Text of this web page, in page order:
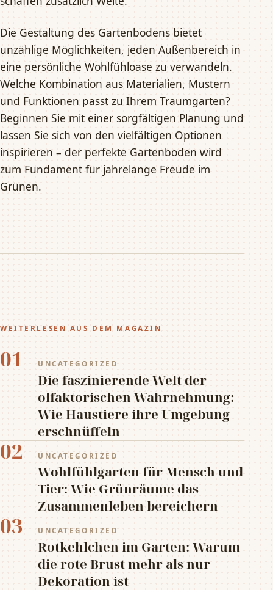
Die Gestaltung des Gartenbodens bietet
unzählige Möglichkeiten, jeden Außenbereich in
eine persönliche Wohlfühloase zu verwandeln.
Welche Kombination aus Materialien, Mustern
und Funktionen passt zu Ihrem Traumgarten?
Beginnen Sie mit einer sorgfältigen Planung und
lassen Sie sich von den vielfältigen Optionen
inspirieren – der perfekte Gartenboden wird
zum Fundament für jahrelange Freude im
Grünen.
WEITERLESEN AUS DEM MAGAZIN
01 UNCATEGORIZED
Die faszinierende Welt der
olfaktorischen Wahrnehmung:
Wie Haustiere ihre Umgebung
erschnüffeln
02 UNCATEGORIZED
Wohlfühlgarten für Mensch und
Tier: Wie Grünräume das
Zusammenleben bereichern
03 UNCATEGORIZED
Rotkehlchen im Garten: Warum
die rote Brust mehr als nur
Dekoration ist